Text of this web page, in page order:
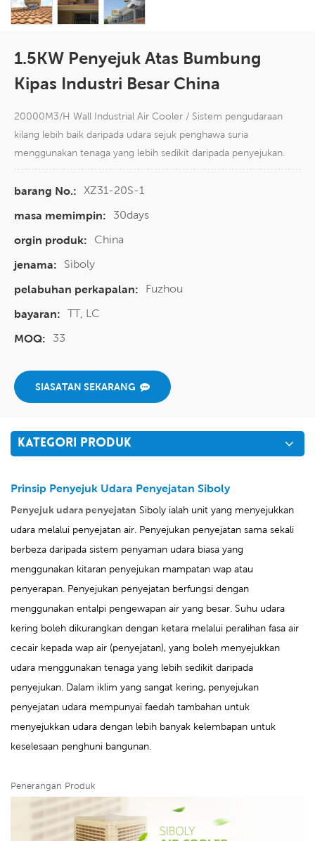
1.5KW Penyejuk Atas Bumbung
Kipas Industri Besar China
20000M3/H Wall Industrial Air Cooler / Sistem pengudaraan
kilang lebih baik daripada udara sejuk penghawa suria
menggunakan tenaga yang lebih sedikit daripada penyejukan.
barang No.: XZ31-20S-1
masa memimpin:
30days
orgin produk:
China
jenama:
Siboly
pelabuhan perkapalan:
Fuzhou
bayaran: TT, LC
MOQ:
33
SIASATAN SEKARANG
KATEGORI PRODUK
Prinsip Penyejuk Udara Penyejatan Siboly
Penyejuk udara penyejatan Siboly ialah unit yang menyejukkan
udara melalui penyejatan air. Penyejukan penyejatan sama sekali
berbeza daripada sistem penyaman udara biasa yang
menggunakan kitaran penyejukan mampatan wap atau
penyerapan. Penyejukan penyejatan berfungsi dengan
menggunakan entalpi pengewapan air yang besar. Suhu udara
kering boleh dikurangkan dengan ketara melalui peralihan fasa air
cecair kepada wap air (penyejatan), yang boleh menyejukkan
udara menggunakan tenaga yang lebih sedikit daripada
penyejukan. Dalam iklim yang sangat kering, penyejukan
penyejatan udara mempunyai faedah tambahan untuk
menyejukkan udara dengan lebih banyak kelembapan untuk
keselesaan penghuni bangunan.
Penerangan Produk